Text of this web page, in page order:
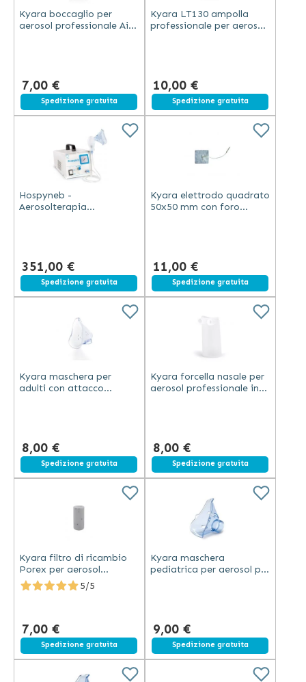
Kyara boccaglio per
aerosol professionale Air
7,00 €
Spedizione gratuita
Kyara LT130 ampolla
professionale per aerosol
10,00 €
Spedizione gratuita
Hospyneb -
Aerosolterapia
351,00 €
Spedizione gratuita
Kyara elettrodo quadrato
50x50 mm con foro
11,00 €
Spedizione gratuita
Kyara maschera per
adulti con attacco
8,00 €
Spedizione gratuita
Kyara forcella nasale per
aerosol professionale in
8,00 €
Spedizione gratuita
Kyara filtro di ricambio
Porex per aerosol
professionale in materiale
sintetico bianco
5/5
7,00 €
Spedizione gratuita
Kyara maschera
pediatrica per aerosol per
9,00 €
Spedizione gratuita